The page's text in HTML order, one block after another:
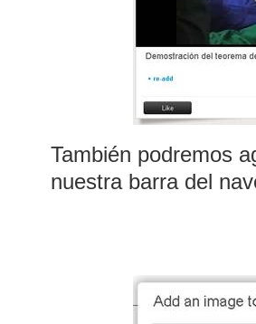
También podremos
nuestra barra del